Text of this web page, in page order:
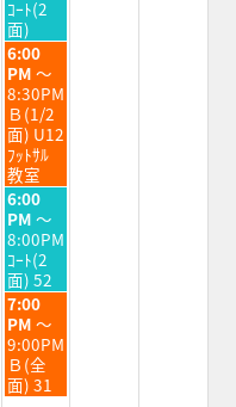
7
月
31st
2026
ｺｰﾄ(2
面)
金
曜
日,
7
月
31st
2026
6:00
PM ～
8:30PM
Ｂ(1/2
面) U12
ﾌｯﾄｻﾙ
教室
金
曜
日,
7
月
31st
2026
6:00
PM ～
8:00PM
ｺｰﾄ(2
面) 52
金
曜
日,
7
月
7:00
PM ～
9:00PM
Ｂ(全
面) 31